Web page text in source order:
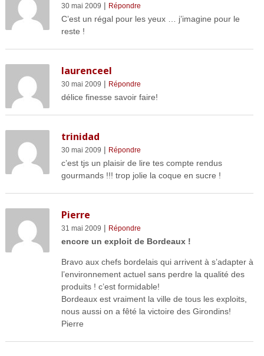
30 mai 2009 | Répondre
C’est un régal pour les yeux … j’imagine pour le
reste !
laurenceel
30 mai 2009 | Répondre
délice finesse savoir faire!
trinidad
30 mai 2009 | Répondre
c’est tjs un plaisir de lire tes compte rendus
gourmands !!! trop jolie la coque en sucre !
Pierre
31 mai 2009 | Répondre
encore un exploit de Bordeaux !
Bravo aux chefs bordelais qui arrivent à s’adapter à
l’environnement actuel sans perdre la qualité des
produits ! c’est formidable!
Bordeaux est vraiment la ville de tous les exploits,
nous aussi on a fêté la victoire des Girondins!
Pierre